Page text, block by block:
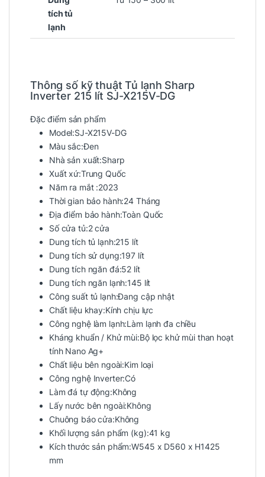
tích tủ
lạnh
Thông số kỹ thuật Tủ lạnh Sharp
Inverter 215 lít SJ-X215V-DG
Đặc điểm sản phẩm
Model:SJ-X215V-DG
Màu sắc:Đen
Nhà sản xuất:Sharp
Xuất xứ:Trung Quốc
Năm ra mắt :2023
Thời gian bảo hành:24 Tháng
Địa điểm bảo hành:Toàn Quốc
Số cửa tủ:2 cửa
Dung tích tủ lạnh:215 lít
Dung tích sử dụng:197 lít
Dung tích ngăn đá:52 lít
Dung tích ngăn lạnh:145 lít
Công suất tủ lạnh:Đang cập nhật
Chất liệu khay:Kính chịu lực
Công nghệ làm lạnh:Làm lạnh đa chiều
Kháng khuẩn / Khử mùi:Bộ lọc khử mùi than hoạt
tính Nano Ag+
Chất liệu bên ngoài:Kim loại
Công nghệ Inverter:Có
Làm đá tự động:Không
Lấy nước bên ngoài:Không
Chuông báo cửa:Không
Khối lượng sản phẩm (kg):41 kg
Kích thước sản phẩm:W545 x D560 x H1425
mm